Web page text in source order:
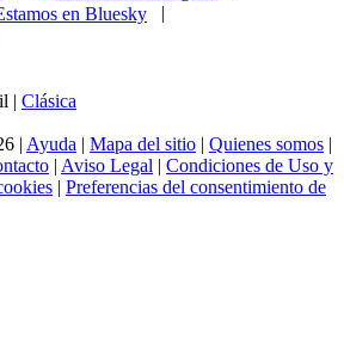
|
| Clásica
| Ayuda | Mapa del sitio | Quienes somos |
| Aviso Legal | Condiciones de Uso y
| Preferencias del consentimiento de